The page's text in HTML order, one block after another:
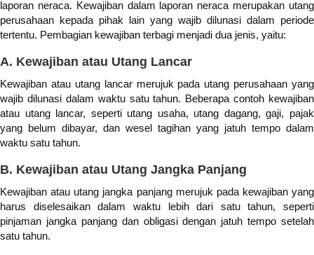
laporan neraca. Kewajiban dalam laporan neraca merupakan utang
perusahaan kepada pihak lain yang wajib dilunasi dalam periode
tertentu. Pembagian kewajiban terbagi menjadi dua jenis, yaitu:
A. Kewajiban atau Utang Lancar
Kewajiban atau utang lancar merujuk pada utang perusahaan yang
wajib dilunasi dalam waktu satu tahun. Beberapa contoh kewajiban
atau utang lancar, seperti utang usaha, utang dagang, gaji, pajak
yang belum dibayar, dan wesel tagihan yang jatuh tempo dalam
waktu satu tahun.
B. Kewajiban atau Utang Jangka Panjang
Kewajiban atau utang jangka panjang merujuk pada kewajiban yang
harus diselesaikan dalam waktu lebih dari satu tahun, seperti
pinjaman jangka panjang dan obligasi dengan jatuh tempo setelah
satu tahun.